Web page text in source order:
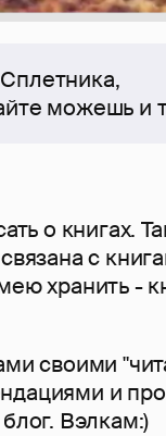
можешь и
о книгах.
с
хранить -
своими
и
Вэлкам:)